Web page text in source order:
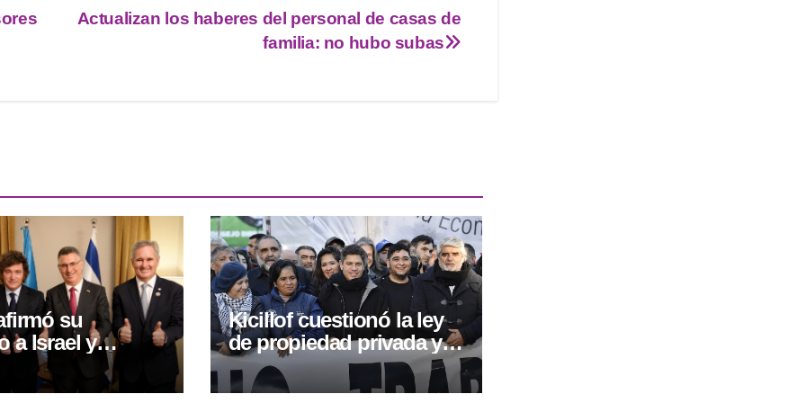
Actualizan los haberes del personal de casas de
familia: no hubo subas
su
a Israel y
los ataques de
un
Kicillof cuestionó la ley
de propiedad privada y
criticó el operativo
policial frente al